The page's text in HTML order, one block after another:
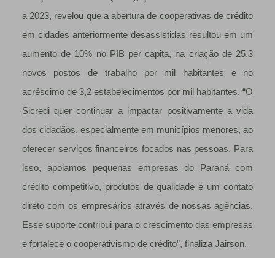
a 2023, revelou que a abertura de cooperativas de crédito
em cidades anteriormente desassistidas resultou em um
aumento de 10% no PIB per capita, na criação de 25,3
novos postos de trabalho por mil habitantes e no
acréscimo de 3,2 estabelecimentos por mil habitantes. “O
Sicredi quer continuar a impactar positivamente a vida
dos cidadãos, especialmente em municípios menores, ao
oferecer serviços financeiros focados nas pessoas. Para
isso, apoiamos pequenas empresas do Paraná com
crédito competitivo, produtos de qualidade e um contato
direto com os empresários através de nossas agências.
Esse suporte contribui para o crescimento das empresas
e fortalece o cooperativismo de crédito”, finaliza Jairson.